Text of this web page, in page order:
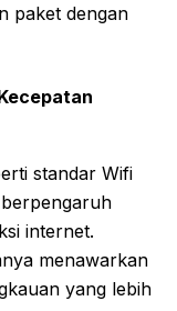
paket dengan
standar Wifi
berpengaruh
internet.
menawarkan
yang lebih